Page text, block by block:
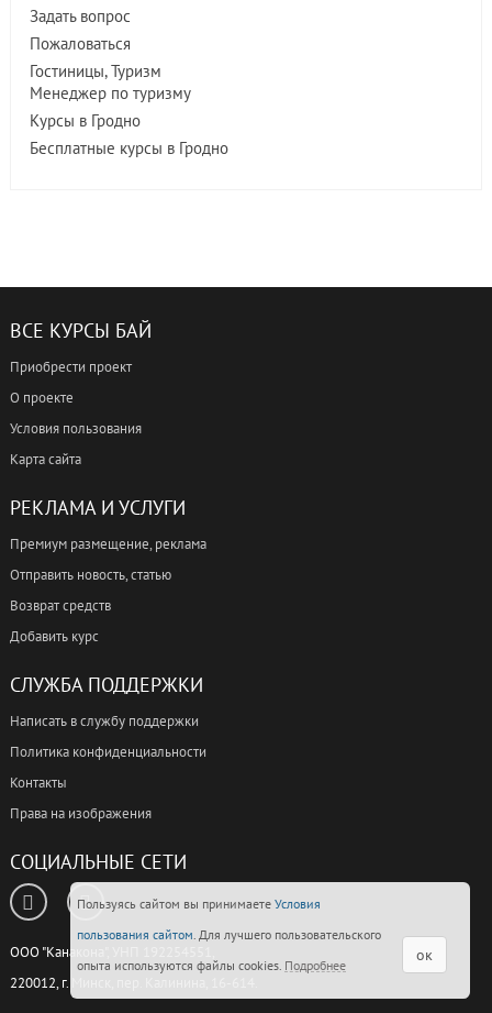
Задать вопрос
Пожаловаться
Гостиницы, Туризм
Менеджер по туризму
Курсы в Гродно
Бесплатные курсы в Гродно
ВСЕ КУРСЫ БАЙ
Приобрести проект
О проекте
Условия пользования
Карта сайта
РЕКЛАМА И УСЛУГИ
Премиум размещение, реклама
Отправить новость, статью
Возврат средств
Добавить курс
СЛУЖБА ПОДДЕРЖКИ
Написать в службу поддержки
Политика конфиденциальности
Контакты
Права на изображения
СОЦИАЛЬНЫЕ СЕТИ
ООО "Канакона", УНП 192254551,
220012, г. Минск, пер. Калинина, 16-614.
Пользуясь сайтом вы принимаете Условия
пользования сайтом. Для лучшего пользовательского
опыта используются файлы cookies. Подробнее
ок